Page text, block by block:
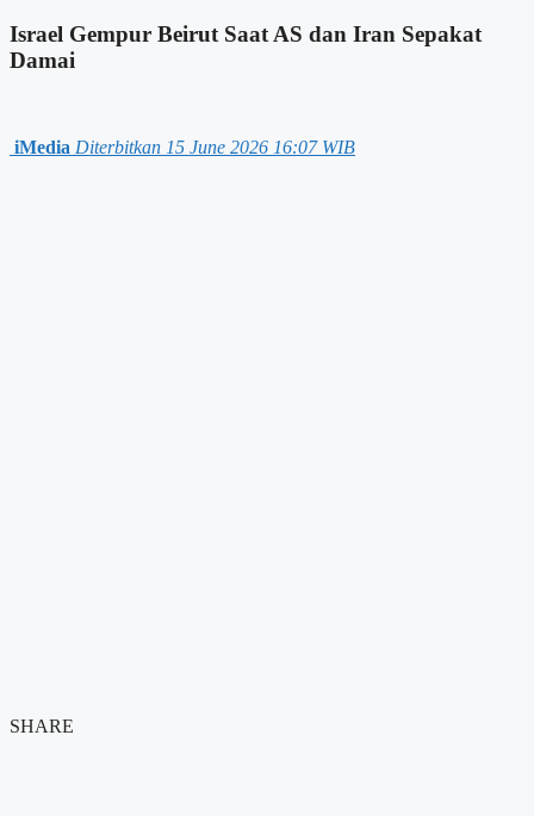
Israel Gempur Beirut Saat AS dan Iran Sepakat
Damai
iMedia Diterbitkan 15 June 2026 16:07 WIB
SHARE